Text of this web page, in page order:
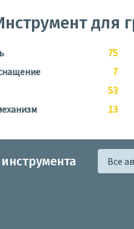
для
75
7
53
13
Все